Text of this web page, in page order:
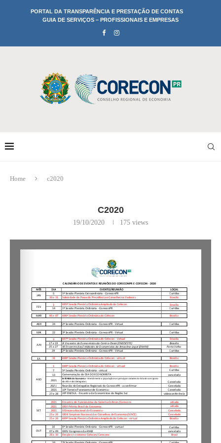
PORTAL DA TRANSPARÊNCIA E PRESTAÇÃO DE CONTAS
GUIA DE SERVIÇOS – PROFISSIONAIS E EMPRESAS
Home c2020
C2020
19/10/2020 175 views